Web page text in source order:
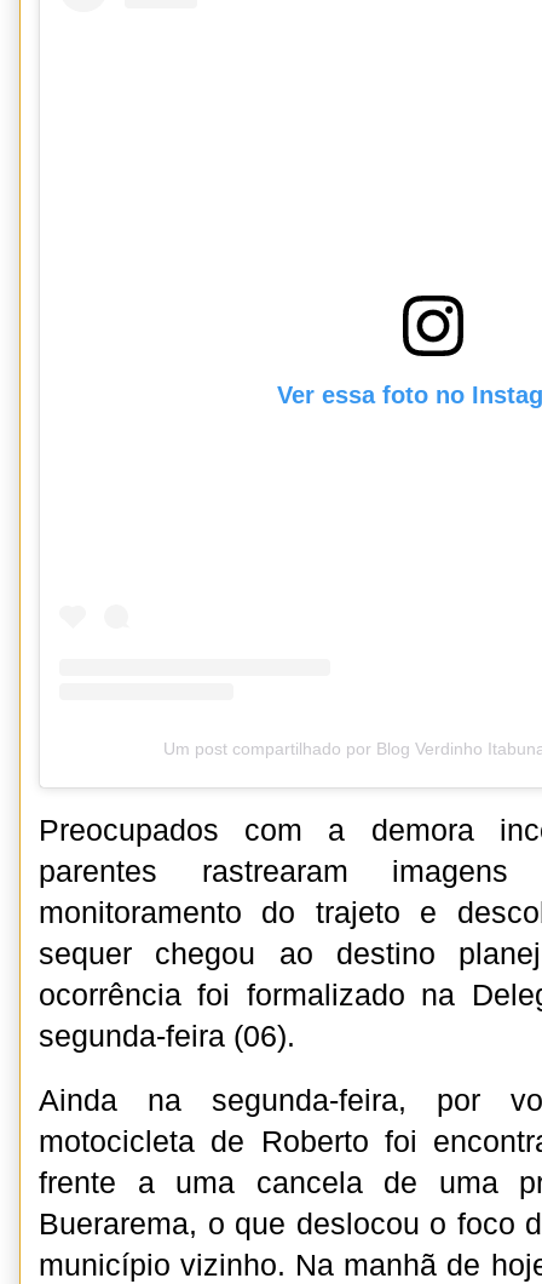
Ver essa foto no
Um post compartilhado por Blog Verdinho
Preocupados com a demora
parentes rastrearam
monitoramento do trajeto e
sequer chegou ao destino
ocorrência foi formalizado na
segunda-feira (06).
Ainda na segunda-feira, por
motocicleta de Roberto foi
frente a uma cancela de uma
Buerarema, o que deslocou o foco
município vizinho. Na manhã de